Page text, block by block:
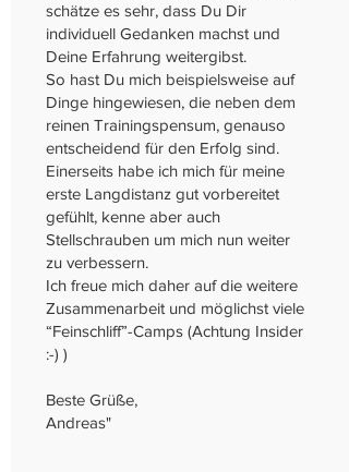
schätze es sehr, dass Du Dir
individuell Gedanken machst und
Deine Erfahrung weitergibst.
So hast Du mich beispielsweise auf
Dinge hingewiesen, die neben dem
reinen Trainingspensum, genauso
entscheidend für den Erfolg sind.
Einerseits habe ich mich für meine
erste Langdistanz gut vorbereitet
gefühlt, kenne aber auch
Stellschrauben um mich nun weiter
zu verbessern.
Ich freue mich daher auf die weitere
Zusammenarbeit und möglichst viele
“Feinschliff”-Camps (Achtung Insider
:-) )
Beste Grüße,
Andreas​"